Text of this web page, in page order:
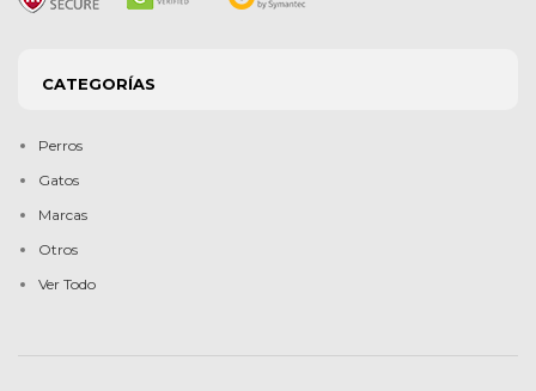
CATEGORÍAS
Perros
Gatos
Marcas
Otros
Ver Todo